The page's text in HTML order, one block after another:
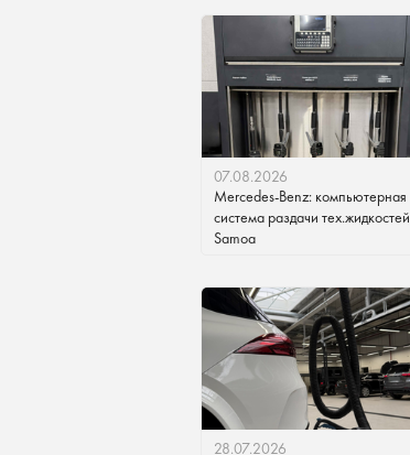
07.08.2026
Mercedes-Benz: компьютерная
система раздачи тех.жидкостей
Samoa
28.07.2026